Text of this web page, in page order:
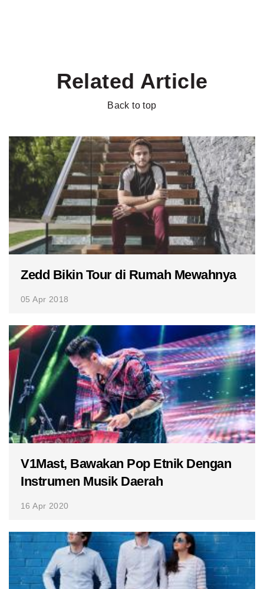
Related Article
Back to top
Zedd Bikin Tour di Rumah Mewahnya
05 Apr 2018
V1Mast, Bawakan Pop Etnik Dengan
Instrumen Musik Daerah
16 Apr 2020